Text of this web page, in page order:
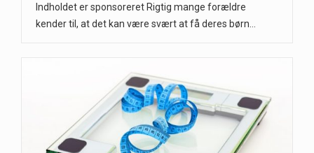
Indholdet er sponsoreret Rigtig mange forældre
kender til, at det kan være svært at få deres børn…